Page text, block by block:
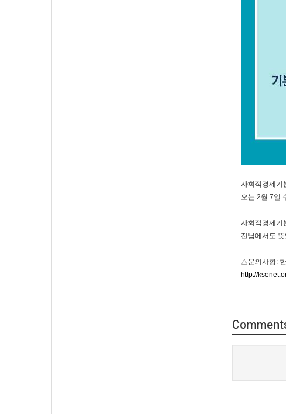
사회적경제기
오는 2월 7일
사회적경제기
전남에서도
△문의사항:
http://